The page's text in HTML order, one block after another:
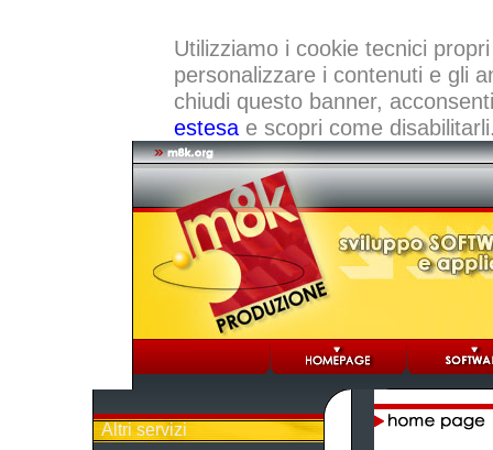
Utilizziamo i cookie tecnici
personalizzare i contenuti e gli
chiudi questo banner,
estesae scopri come
Altri servizi